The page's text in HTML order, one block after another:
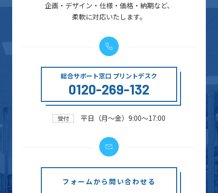
企画・デザイン・仕様・価格・納期など、
柔軟に対応いたします。
総合サポート窓口 プリントデスク
0120-269-132
受付 平日（月～金）9:00～17:00
フォームから問い合わせる